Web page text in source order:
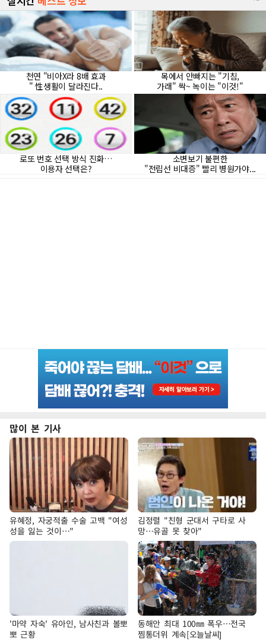
많이 본 기사
유혜정, 자궁적출 수술 고백 "여성
성을 잃는 것이…"
김정렬 "친형 군대서 구타로 사
망…유골 못 찾아"
'마약 자숙' 유아인, 남사친과 볼뽀
뽀 근황
동해안 최대 100㎜ 폭우…전국
찜통더위 계속[오늘날씨]